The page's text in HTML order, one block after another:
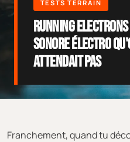
Running
sonore électro
attendait pas
Franchement, quand tu